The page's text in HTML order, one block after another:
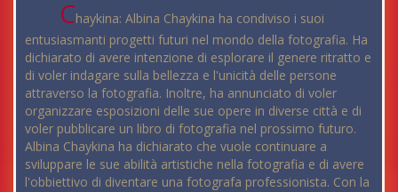
Chaykina: Albina Chaykina ha condiviso i suoi
entusiasmanti progetti futuri nel mondo della fotografia. Ha
dichiarato di avere intenzione di esplorare il genere ritratto e
di voler indagare sulla bellezza e l'unicità delle persone
attraverso la fotografia. Inoltre, ha annunciato di voler
organizzare esposizioni delle sue opere in diverse città e di
voler pubblicare un libro di fotografia nel prossimo futuro.
Albina Chaykina ha dichiarato che vuole continuare a
sviluppare le sue abilità artistiche nella fotografia e di avere
l'obbiettivo di diventare una fotografa professionista. Con la